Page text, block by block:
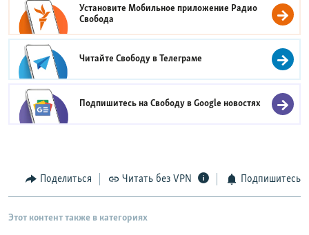
Установите Мобильное приложение Радио
Свобода
Читайте Свободу вТелеграме
Подпишитесь на Свободу вGoogle новостях
Поделиться Читать без VPN Подпишитесь
Этот контент также в категориях